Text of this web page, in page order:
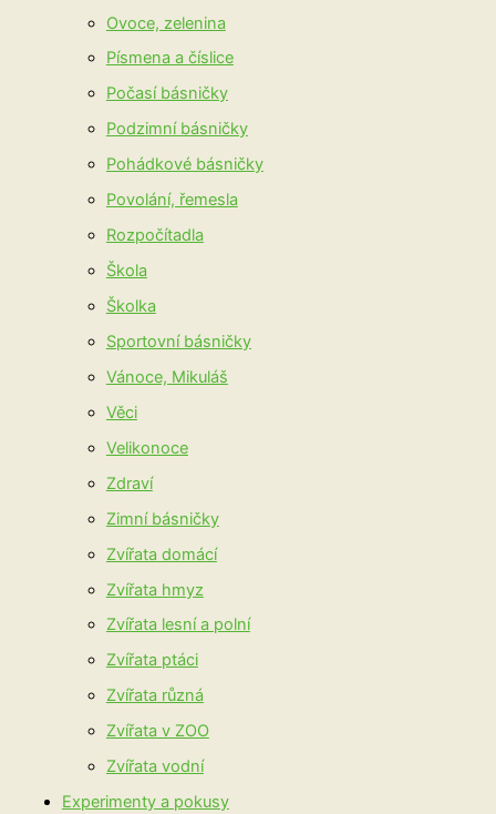
Ovoce, zelenina
Písmena a číslice
Počasí básničky
Podzimní básničky
Pohádkové básničky
Povolání, řemesla
Rozpočítadla
Škola
Školka
Sportovní básničky
Vánoce, Mikuláš
Věci
Velikonoce
Zdraví
Zimní básničky
Zvířata domácí
Zvířata hmyz
Zvířata lesní a polní
Zvířata ptáci
Zvířata různá
Zvířata v ZOO
Zvířata vodní
Experimenty a pokusy